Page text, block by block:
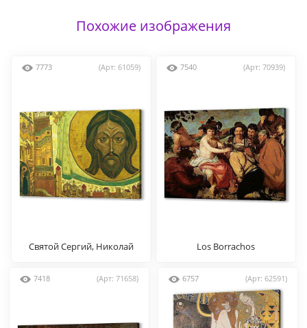
Похожие изображения
7773 (Арт: 61059)
Святой Сергий, Николай
7540 (Арт: 70939)
Los Borrachos
7418 (Арт: 71658) 6757 (Арт: 62591)